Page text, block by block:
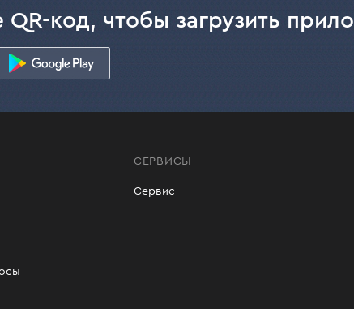
QR-код, чтобы загрузить
СЕРВИСЫ
Сервис